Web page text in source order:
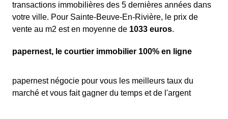
transactions immobilières des 5 dernières années dans
votre ville. Pour Sainte-Beuve-En-Rivière, le prix de
vente au m2 est en moyenne de 1033 euros.
papernest, le courtier immobilier 100% en ligne
papernest négocie pour vous les meilleurs taux du
marché et vous fait gagner du temps et de l'argent